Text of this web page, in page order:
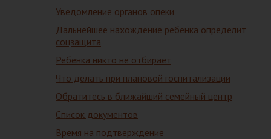
Уведомление органов опеки
Дальнейшее нахождение ребенка определит
соцзащита
Ребенка никто не отбирает
Что делать при плановой госпитализации
Обратитесь в ближайший семейный центр
Список документов
Время на подтверждение